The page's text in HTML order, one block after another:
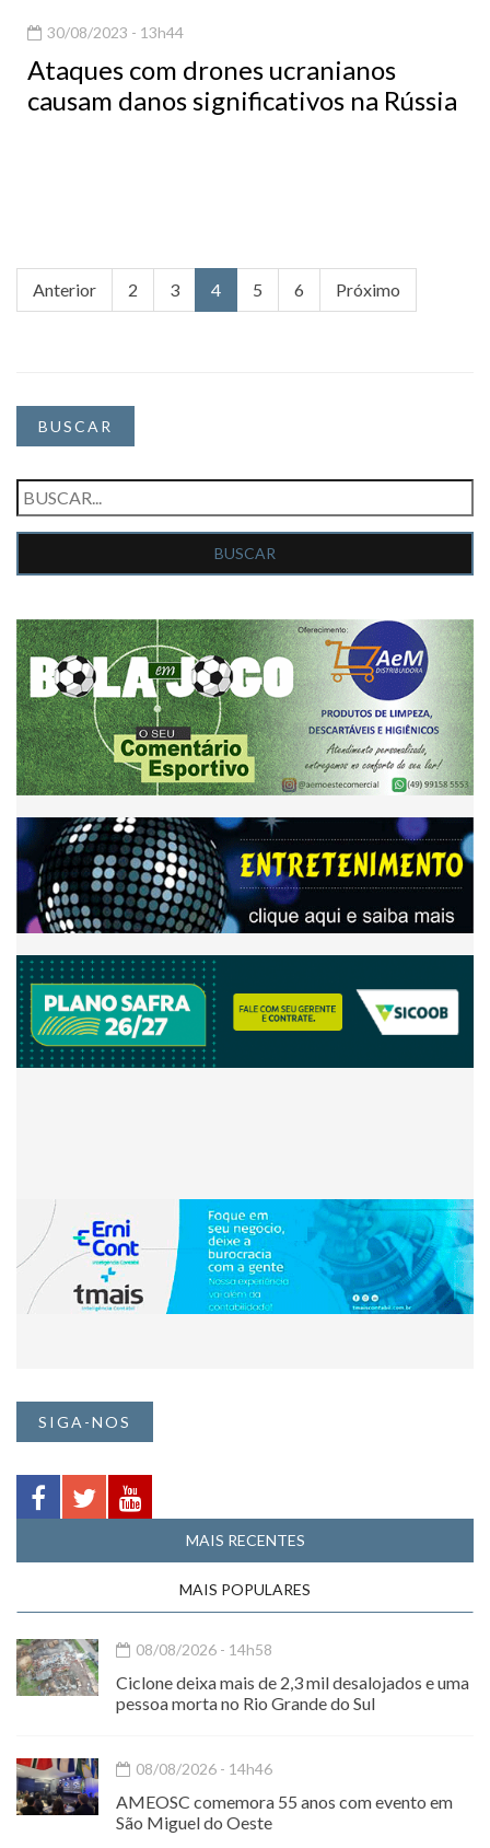
30/08/2023 - 13h44
Ataques com drones ucranianos
causam danos significativos na Rússia
Anterior 2 3 4 5 6 Próximo
BUSCAR
SIGA-NOS
MAIS RECENTES
MAIS POPULARES
08/08/2026 - 14h58
Ciclone deixa mais de 2,3 mil desalojados e uma
pessoa morta no Rio Grande do Sul
08/08/2026 - 14h46
AMEOSC comemora 55 anos com evento em
São Miguel do Oeste